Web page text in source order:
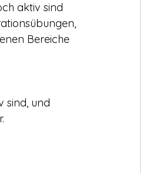
aktiv sind
Bereiche
sind, und